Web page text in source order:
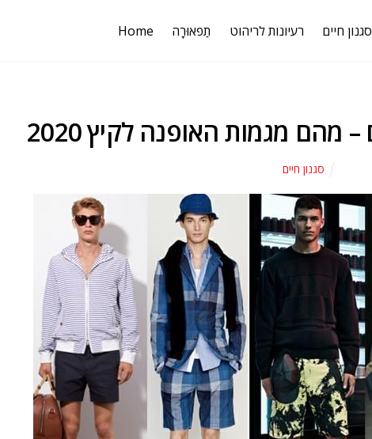
Home תַפאוּרָה רעיונות לריהוט סגנון חיים
סגנון חיים